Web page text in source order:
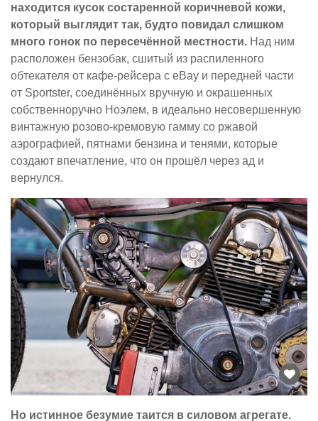
находится кусок состаренной коричневой кожи,
который выглядит так, будто повидал слишком
много гонок по пересечённой местности. Над ним
расположен бензобак, сшитый из распиленного
обтекателя от кафе-рейсера с eBay и передней части
от Sportster, соединённых вручную и окрашенных
собственноручно Ноэлем, в идеально несовершенную
винтажную розово-кремовую гамму со ржавой
аэрографией, пятнами бензина и тенями, которые
создают впечатление, что он прошёл через ад и
вернулся.
Но истинное безумие таится в силовом агрегате.